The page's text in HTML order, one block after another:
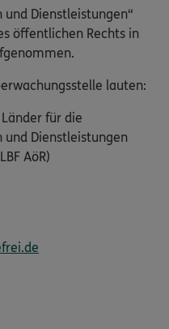
Dienstleistungen“
öffentlichen Rechts in
lauten:
für die
Dienstleistungen
AöR)